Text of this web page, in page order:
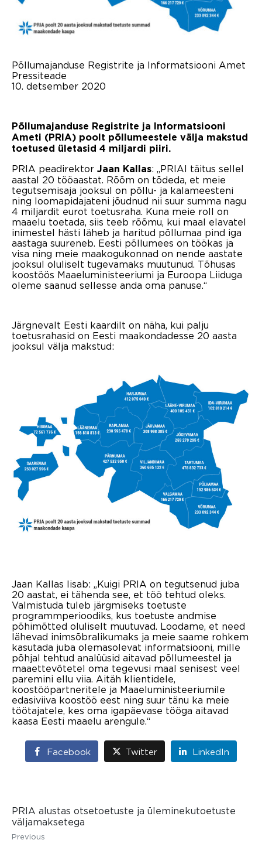
Põllumajanduse Registrite ja Informatsiooni Amet
Pressiteade
10. detsember 2020
Põllumajanduse Registrite ja Informatsiooni
Ameti (PRIA) poolt põllumeestele välja makstud
toetused ületasid 4 miljardi piiri.
PRIA peadirektor Jaan Kallas: „PRIAl täitus sellel
aastal 20 tööaastat. Rõõm on tõdeda, et meie
tegutsemisaja jooksul on põllu- ja kalameesteni
ning loomapidajateni jõudnud nii suur summa nagu
4 miljardit eurot toetusraha. Kuna meie roll on
maaelu toetada, siis teeb rõõmu, kui maal elavatel
inimestel hästi läheb ja haritud põllumaa pind iga
aastaga suureneb. Eesti põllumees on töökas ja
visa ning meie maakogukonnad on nende aastate
jooksul oluliselt tugevamaks muutunud. Tõhusas
koostöös Maaeluministeeriumi ja Euroopa Liiduga
oleme saanud sellesse anda oma panuse.“
Järgnevalt Eesti kaardilt on näha, kui palju
toetusrahasid on Eesti maakondadesse 20 aasta
jooksul välja makstud:
Jaan Kallas lisab: „Kuigi PRIA on tegutsenud juba
20 aastat, ei tähenda see, et töö tehtud oleks.
Valmistuda tuleb järgmiseks toetuste
programmperioodiks, kus toetuste andmise
põhimõtted oluliselt muutuvad. Loodame, et need
lähevad inimsõbralikumaks ja meie saame rohkem
kasutada juba olemasolevat informatsiooni, mille
põhjal tehtud analüüsid aitavad põllumeestel ja
maaettevõtetel oma tegevusi maal senisest veel
paremini ellu viia. Aitäh klientidele,
koostööpartneritele ja Maaeluministeeriumile
edasiviiva koostöö eest ning suur tänu ka meie
töötajatele, kes oma igapäevase tööga aitavad
kaasa Eesti maaelu arengule.“
Facebook Twitter LinkedIn
PRIA alustas otsetoetuste ja üleminekutoetuste
väljamaksetega
Previous